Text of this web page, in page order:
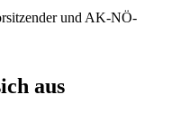
und AK-NÖ-
aus